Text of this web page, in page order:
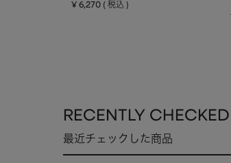
¥ 6,270 税込
RECENTLY
最近チェックした商品